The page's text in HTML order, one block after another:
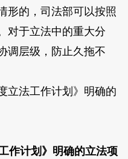
形的，司法部可以按照
对于立法中的重大分
调层级，防止久拖不
法工作计划》明确的
作计划》明确的立法项